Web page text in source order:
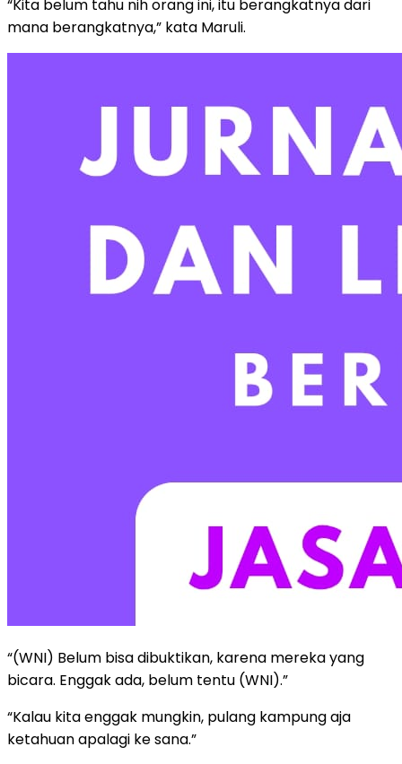
“Kita belum tahu nih orang ini, itu berangkatnya dari
mana berangkatnya,” kata Maruli.
“(WNI) Belum bisa dibuktikan, karena mereka yang
bicara. Enggak ada, belum tentu (WNI).”
“Kalau kita enggak mungkin, pulang kampung aja
ketahuan apalagi ke sana.”